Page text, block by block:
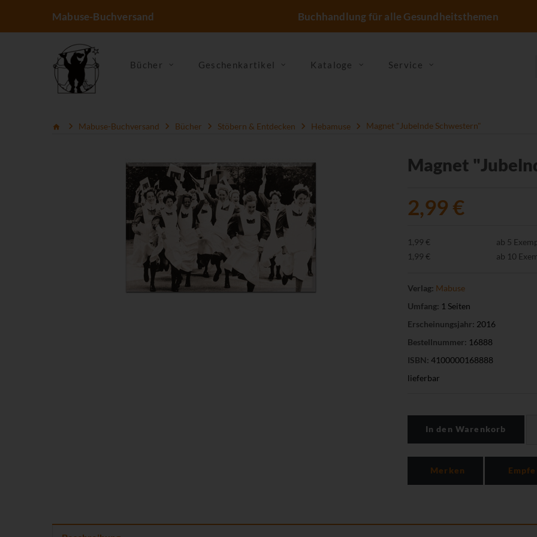
Mabuse-Buchversand Buchhandlung für alle Gesundheitsthemen
Bücher Geschenkartikel Kataloge Service
Mabuse-Buchversand Bücher Stöbern & Entdecken Hebamuse Magnet "Jubelnde Schwestern"
Magnet
2,99 €
1,99 €
ab 5
1,99 €
ab 10
Verlag: Mabuse
Umfang: 1 Seiten
Erscheinungsjahr: 2016
Bestellnummer: 16888
ISBN: 4100000168888
lieferbar
In den Warenkorb
Merken